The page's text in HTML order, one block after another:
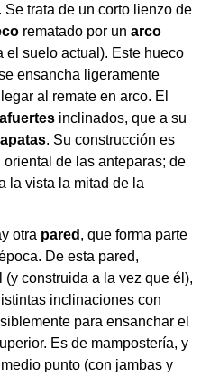
trata de un corto lienzo de
rematado por un arco
el suelo actual). Este hueco
ensancha ligeramente
al remate en arco. El
inclinados, que a su
. Su construcción es
de las anteparas; de
la vista la mitad de la
otra pared , que forma parte
De esta pared,
construida a la vez que él),
inclinaciones con
para ensanchar el
Es de mampostería, y
punto (con jambas y